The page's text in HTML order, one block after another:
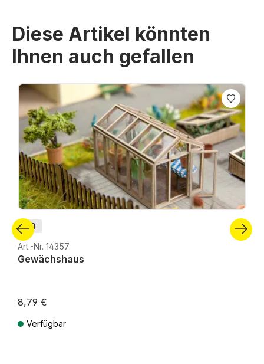
Diese Artikel könnten
Ihnen auch gefallen
Produktgalerie überspringen
H0
Art.-Nr. 14357
Gewächshaus
8,79 €
Verfügbar